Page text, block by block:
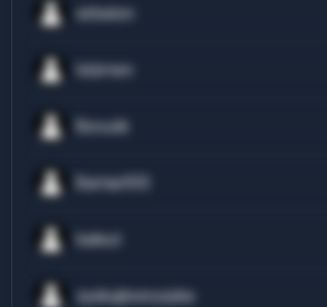
sirbaton
lolzmen
Borucik
Bartas933
baleut
zyskujbezryzyka